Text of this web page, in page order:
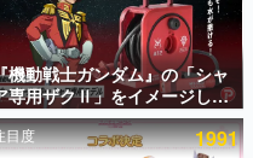
キング
機動戦士ガンダム』の「シャ
専用ザクⅡ」をイメージした
水ホースリールが予約開始。
体にはシャアのパーソナルマ
目度 1991